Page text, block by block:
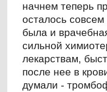
начнем теперь
осталось
была и
сильной
лекарствам,
после нее в
думали -